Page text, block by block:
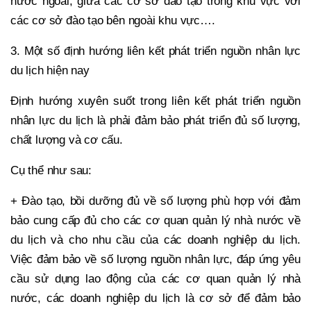
các cơ sở đào tạo bên ngoài khu vực….
3. Một số định hướng liên kết phát triển nguồn nhân lực
du lịch hiện nay
Định hướng xuyên suốt trong liên kết phát triển nguồn
nhân lực du lịch là phải đảm bảo phát triển đủ số lượng,
chất lượng và cơ cấu.
Cụ thể như sau:
+ Đào tạo, bồi dưỡng đủ về số lượng phù hợp với đảm
bảo cung cấp đủ cho các cơ quan quản lý nhà nước về
du lịch và cho nhu cầu của các doanh nghiệp du lịch.
Việc đảm bảo về số lượng nguồn nhân lực, đáp ứng yêu
cầu sử dụng lao động của các cơ quan quản lý nhà
nước, các doanh nghiệp du lịch là cơ sở để đảm bảo